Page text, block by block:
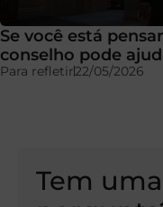
Se você está
conselho pode
Para refletir22/05/2026
Tem uma